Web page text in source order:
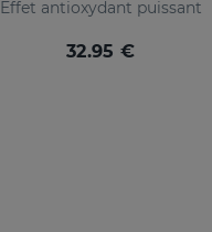
Effet antioxydant puissant
32.95 €